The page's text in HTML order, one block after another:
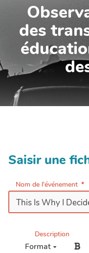
des
Saisir une
Nom de l'événement
Description
Format